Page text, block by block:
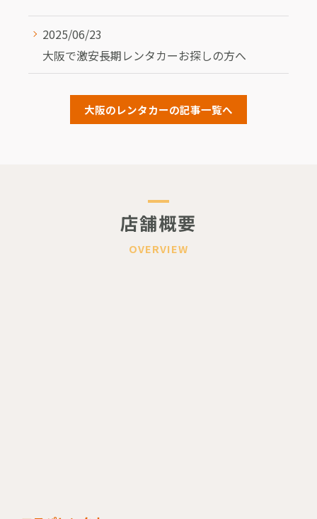
2025/06/23
大阪で激安長期レンタカーお探しの方へ
大阪のレンタカーの記事一覧へ
店舗概要
OVERVIEW